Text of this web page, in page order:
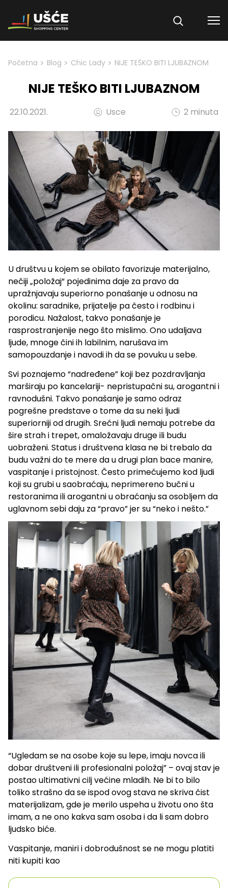
Skip to content
Početna > Blog > Chic Lady > NIJE TEŠKO BITI LJUBAZNOM
NIJE TEŠKO BITI LJUBAZNOM
22.10.2021. Usce 2 minuta
U društvu u kojem se obilato favorizuje materijalno,
nečiji „položaj“ pojedinima daje za pravo da
upražnjavaju superiorno ponašanje u odnosu na
okolinu: saradnike, prijatelje pa često i rodbinu i
porodicu. Nažalost, takvo ponašanje je
rasprostranjenije nego što mislimo. Ono udaljava
ljude, mnoge čini ih labilnim, narušava im
samopouzdanje i navodi ih da se povuku u sebe.
Svi poznajemo “nadređene” koji bez pozdravljanja
marširaju po kancelariji- nepristupačni su, arogantni i
ravnodušni. Takvo ponašanje je samo odraz
pogrešne predstave o tome da su neki ljudi
superiorniji od drugih. Srećni ljudi nemaju potrebe da
šire strah i trepet, omaložavaju druge ili budu
uobraženi. Status i društvena klasa ne bi trebalo da
budu važni do te mere da u drugi plan bace manire,
vaspitanje i pristojnost. Često primećujemo kod ljudi
koji su grubi u saobraćaju, neprimereno bučni u
restoranima ili arogantni u obraćanju sa osobljem da
uglavnom sebi daju za “pravo” jer su “neko i nešto.”
“Ugledam se na osobe koje su lepe, imaju novca ili
dobar društveni ili profesionalni položaj” – ovaj stav je
postao ultimativni cilj većine mladih. Ne bi to bilo
toliko strašno da se ispod ovog stava ne skriva čist
materijalizam, gde je merilo uspeha u životu ono šta
imam, a ne ono kakva sam osoba i da li sam dobro
ljudsko biće.
Vaspitanje, maniri i dobrodušnost se ne mogu platiti
niti kupiti kao